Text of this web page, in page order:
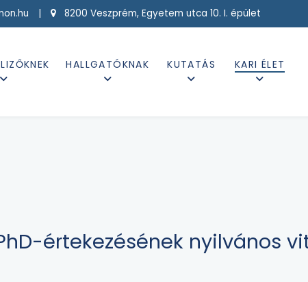
| 8200 Veszprém, Egyetem utca 10. I. épület
HALLGATÓKNAK KUTATÁS KARI ÉLET
értekezésének nyilvános